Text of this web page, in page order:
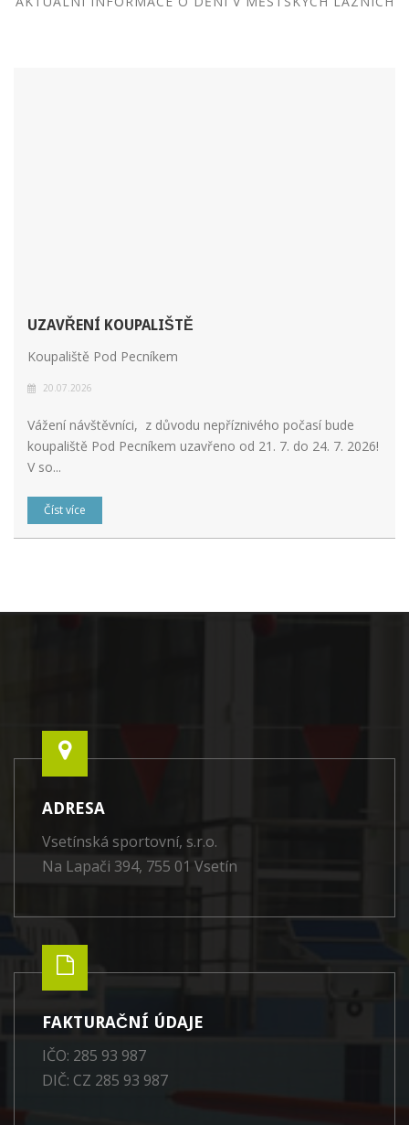
UZAVŘENÍ KOUPALIŠTĚ
Koupaliště Pod Pecníkem
20.07.2026
Vážení návštěvníci, z důvodu nepříznivého počasí bude
koupaliště Pod Pecníkem uzavřeno od 21. 7. do 24. 7. 2026!
V so...
Číst více
ADRESA
Vsetínská sportovní, s.r.o.
Na Lapači 394, 755 01 Vsetín
FAKTURAČNÍ ÚDAJE
IČO: 285 93 987
DIČ: CZ 285 93 987